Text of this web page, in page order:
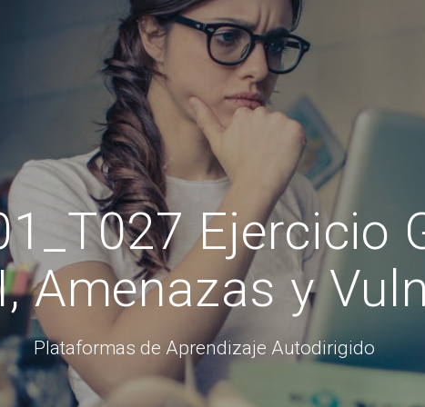
Ejercicio
Amenazas y
Plataformas de Aprendizaje Autodirigido